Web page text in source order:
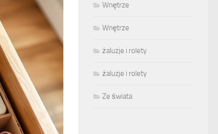
Wnętrze
Wnętrze
żaluzje i rolety
żaluzje i rolety
Ze świata